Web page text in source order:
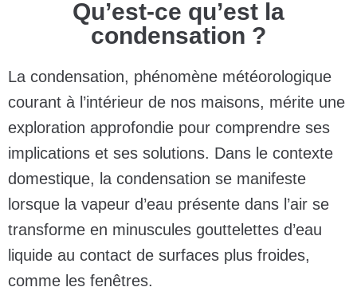
Qu’est-ce qu’est la
condensation ?
La condensation, phénomène météorologique
courant à l’intérieur de nos maisons, mérite une
exploration approfondie pour comprendre ses
implications et ses solutions. Dans le contexte
domestique, la condensation se manifeste
lorsque la vapeur d’eau présente dans l’air se
transforme en minuscules gouttelettes d’eau
liquide au contact de surfaces plus froides,
comme les fenêtres.